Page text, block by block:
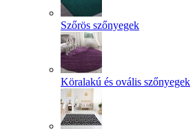
Szőrös szőnyegek
Köralakú és ovális szőnyegek